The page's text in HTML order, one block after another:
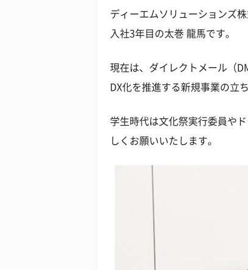
ディーエムソリューションズ
入社3年目の太巻 龍馬です。
現在は、ダイレクトメール（
DX化を推進する新規事業の立
学生時代は文化祭実行委員や
しくお願いいたします。